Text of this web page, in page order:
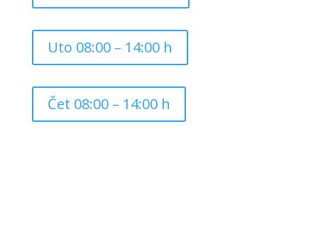
Uto 08:00 – 14:00 h
Čet 08:00 – 14:00 h